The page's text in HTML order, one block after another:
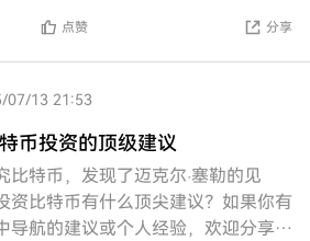
点赞 分享
07/13 21:53
币投资的顶级建议
比特币，发现了迈克尔·塞勒的见
资比特币有什么顶尖建议？如果你有
导航的建议或个人经验，欢迎分享！